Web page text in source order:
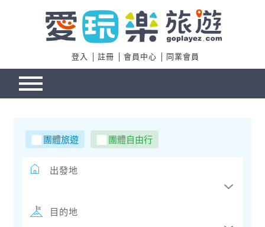
登入 註冊 會員中心 同業會員
團體旅遊 團體自由行
出發地
目的地